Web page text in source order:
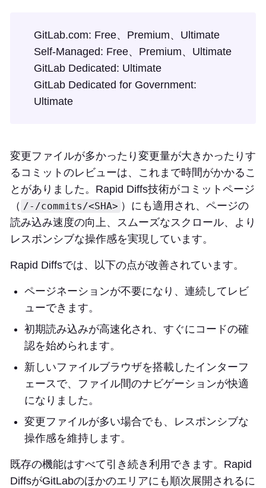
GitLab.com: Free、Premium、Ultimate
Self-Managed: Free、Premium、Ultimate
GitLab Dedicated: Ultimate
GitLab Dedicated for Government:
Ultimate
変更ファイルが多かったり変更量が大きかったりす
るコミットのレビューは、これまで時間がかかるこ
とがありました。Rapid Diffs技術がコミットページ
（ /-/commits/<SHA> ）にも適用され、ページの
読み込み速度の向上、スムーズなスクロール、より
レスポンシブな操作感を実現しています。
Rapid Diffsでは、以下の点が改善されています。
ページネーションが不要になり、連続してレビ
ューできます。
初期読み込みが高速化され、すぐにコードの確
認を始められます。
新しいファイルブラウザを搭載したインターフ
ェースで、ファイル間のナビゲーションが快適
になりました。
変更ファイルが多い場合でも、レスポンシブな
操作感を維持します。
既存の機能はすべて引き続き利用できます。Rapid
DiffsがGitLabのほかのエリアにも順次展開されるに